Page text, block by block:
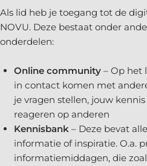
Als lid heb je toegang tot de
NOVU. Deze bestaat onder
onderdelen:
Online community – Op het
in contact komen met
je vragen stellen, jouw
reageren op anderen
Kennisbank– Deze bevat
informatie of inspiratie. O.a.
informatiemiddagen, die